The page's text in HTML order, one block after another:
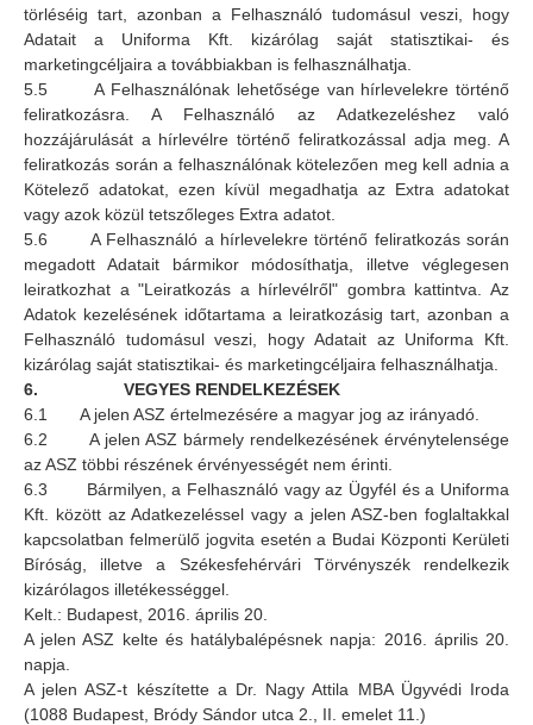
törléséig tart, azonban a Felhasználó tudomásul veszi, hogy
Adatait a Uniforma Kft. kizárólag saját statisztikai- és
marketingcéljaira a továbbiakban is felhasználhatja.
5.5 A Felhasználónak lehetősége van hírlevelekre történő
feliratkozásra. A Felhasználó az Adatkezeléshez való
hozzájárulását a hírlevélre történő feliratkozással adja meg. A
feliratkozás során a felhasználónak kötelezően meg kell adnia a
Kötelező adatokat, ezen kívül megadhatja az Extra adatokat
vagy azok közül tetszőleges Extra adatot.
5.6 A Felhasználó a hírlevelekre történő feliratkozás során
megadott Adatait bármikor módosíthatja, illetve véglegesen
leiratkozhat a "Leiratkozás a hírlevélről" gombra kattintva. Az
Adatok kezelésének időtartama a leiratkozásig tart, azonban a
Felhasználó tudomásul veszi, hogy Adatait az Uniforma Kft.
kizárólag saját statisztikai- és marketingcéljaira felhasználhatja.
6.
VEGYES RENDELKEZÉSEK
6.1 A jelen ASZ értelmezésére a magyar jog az irányadó.
6.2 A jelen ASZ bármely rendelkezésének érvénytelensége
az ASZ többi részének érvényességét nem érinti.
6.3 Bármilyen, a Felhasználó vagy az Ügyfél és a Uniforma
Kft. között az Adatkezeléssel vagy a jelen ASZ-ben foglaltakkal
kapcsolatban felmerülő jogvita esetén a Budai Központi Kerületi
Bíróság, illetve a Székesfehérvári Törvényszék rendelkezik
kizárólagos illetékességgel.
Kelt.: Budapest, 2016. április 20.
A jelen ASZ kelte és hatálybalépésnek napja: 2016. április 20.
napja.
A jelen ASZ-t készítette a Dr. Nagy Attila MBA Ügyvédi Iroda
(1088 Budapest, Bródy Sándor utca 2., II. emelet 11.)